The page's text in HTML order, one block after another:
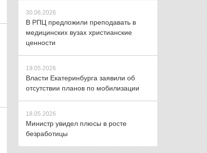
30.06.2026
В РПЦ предложили преподавать в
медицинских вузах христианские
ценности
19.05.2026
Власти Екатеринбурга заявили об
отсутствии планов по мобилизации
18.05.2026
Министр увидел плюсы в росте
безработицы